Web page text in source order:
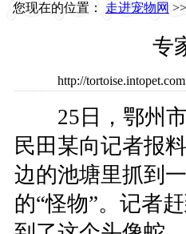
您现在的位置： 走进宠物网 >>
专
http://
25日，鄂州市
民田某向记者报
边的池塘里抓到
的“怪物”。记者